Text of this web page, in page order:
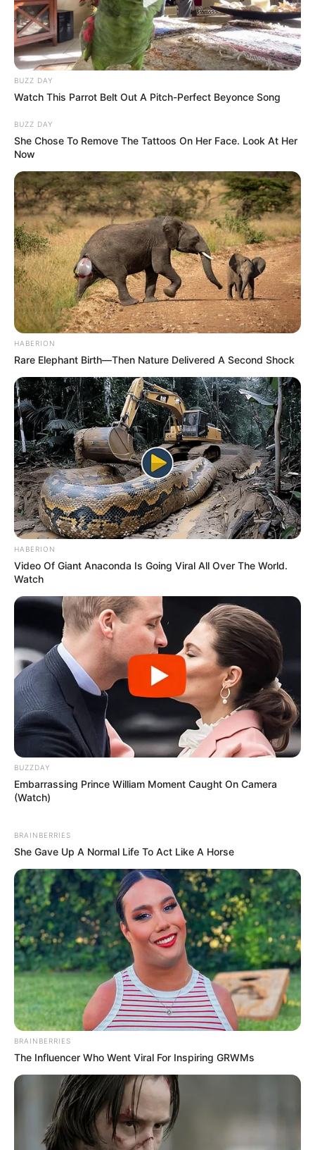
BUZZ DAY
Watch This Parrot Belt Out A Pitch-Perfect Beyonce Song
BUZZ DAY
She Chose To Remove The Tattoos On Her Face. Look At Her
Now
HABERION
Rare Elephant Birth—Then Nature Delivered A Second Shock
HABERION
Video Of Giant Anaconda Is Going Viral All Over The World.
Watch
BUZZDAY
Embarrassing Prince William Moment Caught On Camera
(Watch)
BRAINBERRIES
She Gave Up A Normal Life To Act Like A Horse
BRAINBERRIES
The Influencer Who Went Viral For Inspiring GRWMs